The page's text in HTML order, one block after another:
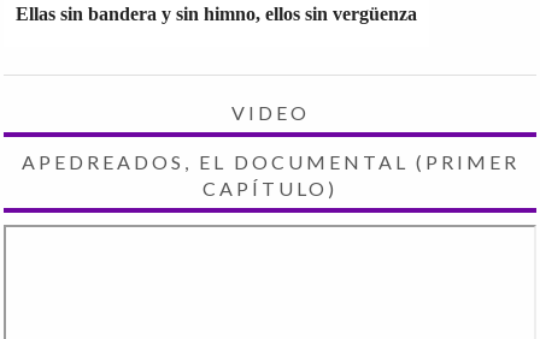
Ellas sin bandera y sin himno, ellos sin vergüenza
VIDEO
APEDREADOS, EL DOCUMENTAL (PRIMER
CAPÍTULO)